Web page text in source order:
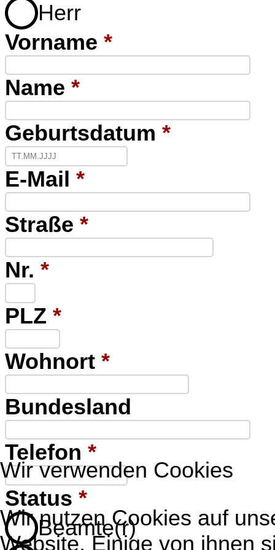
Herr
Vorname *
Name *
Geburtsdatum *
E-Mail *
Straße *
Nr. *
PLZ *
Wohnort *
Bundesland
Telefon *
Status *
Beamte(r)
Wir verwenden Cookies
Wir nutzen Cookies auf
Website. Einige von ihnen